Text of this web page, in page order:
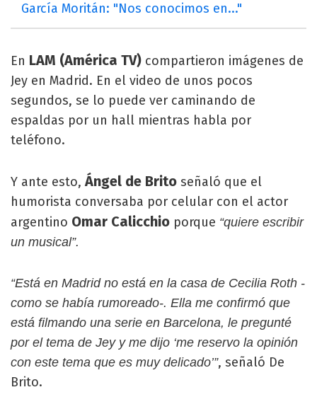
García Moritán: "Nos conocimos en..."
En LAM (América TV) compartieron imágenes de
Jey en Madrid. En el video de unos pocos
segundos, se lo puede ver caminando de
espaldas por un hall mientras habla por
teléfono.
Y ante esto,Ángel de Brito señaló que el
humorista conversaba por celular con el actor
argentino Omar Calicchio porque “quiere escribir
un musical”.
“Está en Madrid no está en la casa de Cecilia Roth -
como se había rumoreado-. Ella me confirmó que
está filmando una serie en Barcelona, le pregunté
por el tema de Jey y me dijo ‘me reservo la opinión
con este tema que es muy delicado’”, señaló De
Brito.